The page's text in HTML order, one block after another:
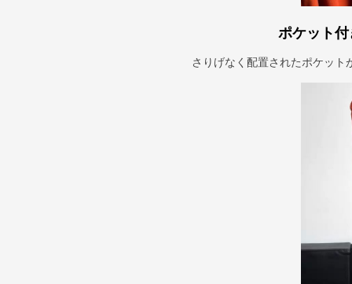
ポケット
さりげなく配置されたポケット